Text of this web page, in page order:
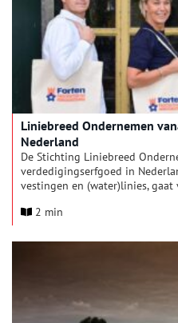
Liniebreed Ondernemen
Nederland
De Stichting Liniebreed
verdedigingserfgoed in
vestingen en (water)linies,
aftrap van het Fortenfestival
2 min